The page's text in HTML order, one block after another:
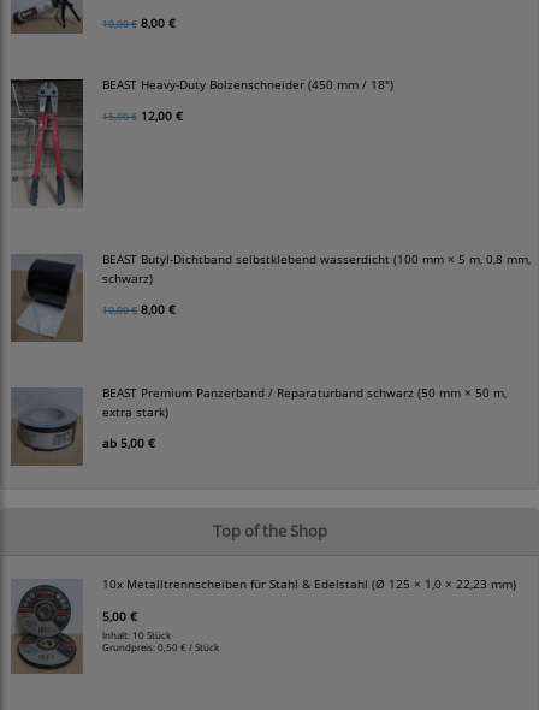
10,00 € 8,00 €
BEAST Heavy-Duty Bolzenschneider (450 mm / 18")
15,00 € 12,00 €
BEAST Butyl-Dichtband selbstklebend wasserdicht (100 mm × 5 m, 0,8 mm,
schwarz)
10,00 € 8,00 €
BEAST Premium Panzerband / Reparaturband schwarz (50 mm × 50 m,
extra stark)
ab 5,00 €
Top of the Shop
10x Metalltrennscheiben für Stahl & Edelstahl (Ø 125 × 1,0 × 22,23 mm)
5,00 €
Inhalt: 10 Stück
Grundpreis:0,50 € / Stück